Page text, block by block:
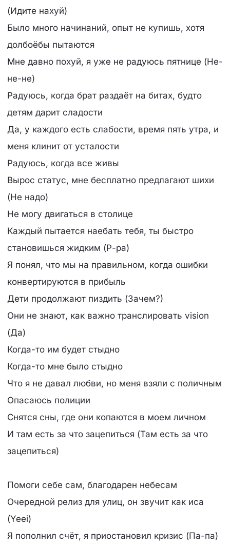
(Идите нахуй)
Было много начинаний, опыт не купишь, хотя
долбоёбы пытаются
Мне давно похуй, я уже не радуюсь пятнице (Не-
не-не)
Радуюсь, когда брат раздаёт на битах, будто
детям дарит сладости
Да, у каждого есть слабости, время пять утра, и
меня клинит от усталости
Радуюсь, когда все живы
Вырос статус, мне бесплатно предлагают шихи
(Не надо)
Не могу двигаться в столице
Каждый пытается наебать тебя, ты быстро
становишься жидким (Р-ра)
Я понял, что мы на правильном, когда ошибки
конвертируются в прибыль
Дети продолжают пиздить (Зачем?)
Они не знают, как важно транслировать vision
(Да)
Когда-то им будет стыдно
Когда-то мне было стыдно
Что я не давал любви, но меня взяли с поличным
Опасаюсь полиции
Снятся сны, где они копаются в моем личном
И там есть за что зацепиться (Там есть за что
зацепиться)
Помоги себе сам, благодарен небесам
Очередной релиз для улиц, он звучит как иса
(Yeei)
Я пополнил счёт, я приостановил кризис (Па-па)